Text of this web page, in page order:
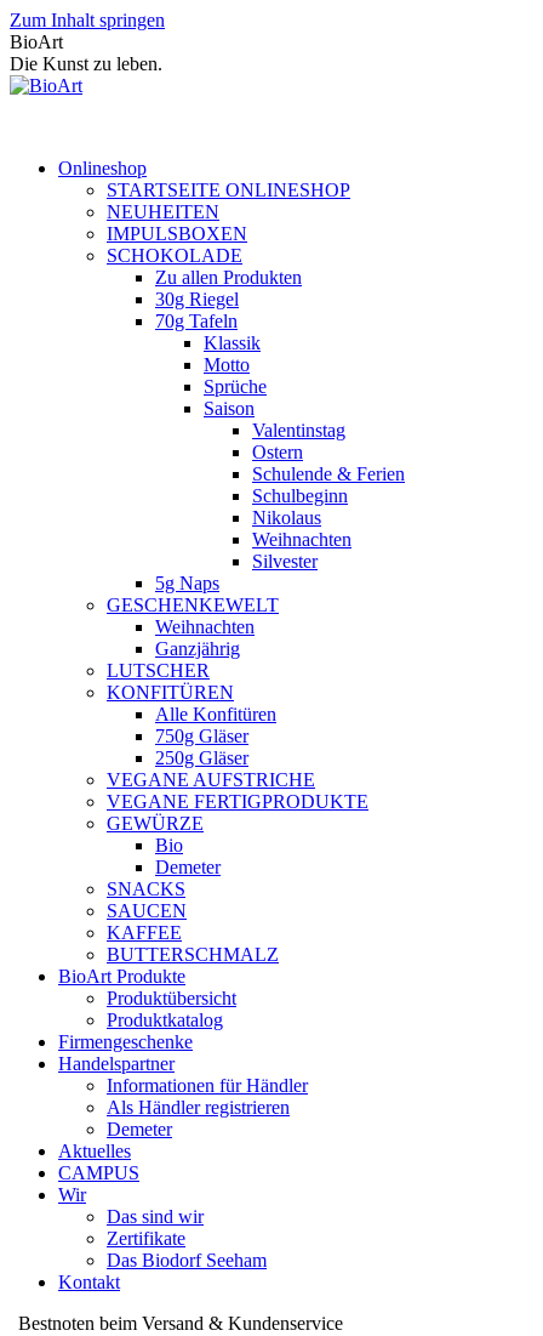
Zum Inhalt springen
BioArt
Die Kunst zu leben.
Onlineshop
STARTSEITE ONLINESHOP
NEUHEITEN
IMPULSBOXEN
SCHOKOLADE
Zu allen Produkten
30g Riegel
70g Tafeln
Klassik
Motto
Sprüche
Saison
Valentinstag
Ostern
Schulende & Ferien
Schulbeginn
Nikolaus
Weihnachten
Silvester
5g Naps
GESCHENKEWELT
Weihnachten
Ganzjährig
LUTSCHER
KONFITÜREN
Alle Konfitüren
750g Gläser
250g Gläser
VEGANE AUFSTRICHE
VEGANE FERTIGPRODUKTE
GEWÜRZE
Bio
Demeter
SNACKS
SAUCEN
KAFFEE
BUTTERSCHMALZ
BioArt Produkte
Produktübersicht
Produktkatalog
Firmengeschenke
Handelspartner
Informationen für Händler
Als Händler registrieren
Demeter
Aktuelles
CAMPUS
Wir
Das sind wir
Zertifikate
Das Biodorf Seeham
Kontakt
Bestnoten beim Versand & Kundenservice